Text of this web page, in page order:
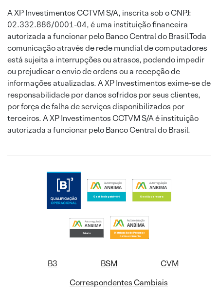
A XP Investimentos CCTVM S/A, inscrita sob o CNPJ:
02.332.886/0001-04, é uma instituição financeira
autorizada a funcionar pelo Banco Central do Brasil.Toda
comunicação através de rede mundial de computadores
está sujeita a interrupções ou atrasos, podendo impedir
ou prejudicar o envio de ordens ou a recepção de
informações atualizadas. A XP Investimentos exime-se de
responsabilidade por danos sofridos por seus clientes,
por força de falha de serviços disponibilizados por
terceiros. A XP Investimentos CCTVM S/A é instituição
autorizada a funcionar pelo Banco Central do Brasil.
B3 BSM
CVM
Correspondentes Cambiais